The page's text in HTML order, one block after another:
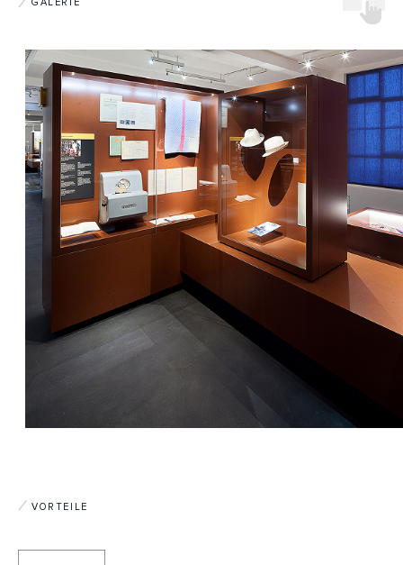
VORTEILE